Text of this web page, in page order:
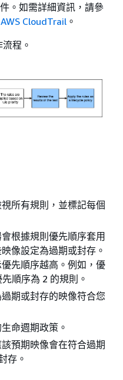
。如需詳細資訊，請參
CloudTrail 。
程。
所有規則，並標記每個
根據規則優先順序套用
像設定為過期或封存。
先順序越高。例如，優
順序為 2 的規則。
期或封存的映像符合您
命週期政策。
預期映像會在符合過期
存。